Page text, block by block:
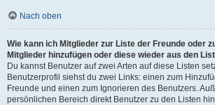
Nach oben
Wie kann ich Mitglieder zur Liste der Freunde oder
Mitglieder hinzufügen oder diese wieder aus den
Du kannst Benutzer auf zwei Arten auf diese Listen
Benutzerprofil siehst du zwei Links: einen zum
Freunde und einen zum Ignorieren des Benutzers.
persönlichen Bereich direkt Benutzer zu den Listen